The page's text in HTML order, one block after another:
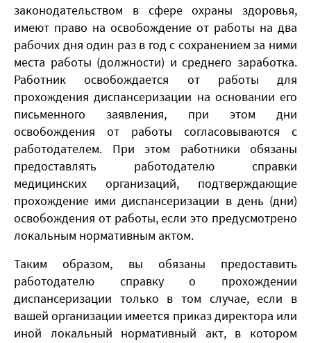
законодательством в сфере охраны здоровья,
имеют право на освобождение от работы на два
рабочих дня один раз в год с сохранением за ними
места работы (должности) и среднего заработка.
Работник освобождается от работы для
прохождения диспансеризации на основании его
письменного заявления, при этом дни
освобождения от работы согласовываются с
работодателем. При этом работники обязаны
предоставлять работодателю справки
медицинских организаций, подтверждающие
прохождение ими диспансеризации в день (дни)
освобождения от работы, если это предусмотрено
локальным нормативным актом.
Таким образом, вы обязаны предоставить
работодателю справку о прохождении
диспансеризации только в том случае, если в
вашей организации имеется приказ директора или
иной локальный нормативный акт, в котором